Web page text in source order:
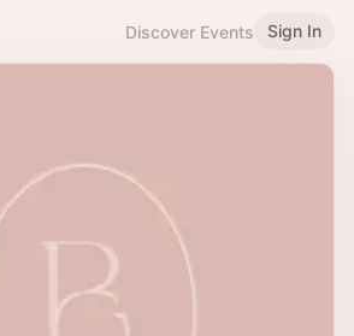
Discover Events Sign In